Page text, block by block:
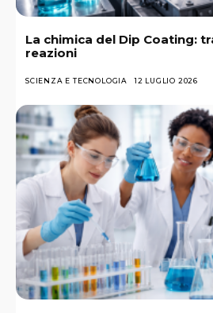
La chimica del Dip Coating:
reazioni
SCIENZA E TECNOLOGIA 12 LUGLIO 2026